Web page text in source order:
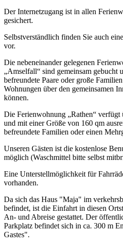
Der Internetzugang ist in allen
gesichert.
Selbstverständlich finden Sie auch
vor.
Die nebeneinander gelegenen
„Amselfall“ sind gemeinsam gebucht
befreundete Paare oder große
Wohnungen über den gemeinsamen
können.
Die Ferienwohnung „Rathen“
und mit einer Größe von 160 qm
befreundete Familien oder einen
Unseren Gästen ist die kostenlose
möglich (Waschmittel bitte selbst
Eine Unterstellmöglichkeit für
vorhanden.
Da sich das Haus "Maja" im
befindet, ist die Einfahrt in diesen
An- und Abreise gestattet. Der
Parkplatz befindet sich in ca. 300 m
Gastes".